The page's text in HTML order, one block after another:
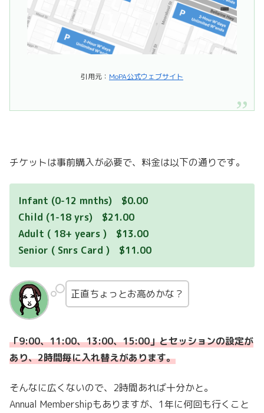
引用元： MoPA公式ウェブサイト
チケットは事前購入が必要で、料金は以下の通りです。
Infant (0-12 mnths) $0.00
Child (1-18 yrs) $21.00
Adult ( 18+ years ) $13.00
Senior ( Snrs Card ) $11.00
正直ちょっとお高めかな？
「9:00、11:00、13:00、15:00」とセッションの設定が
あり、2時間毎に入れ替えがあります。
そんなに広くないので、2時間あれば十分かと。
Annual Membershipもありますが、1年に何回も行くこと